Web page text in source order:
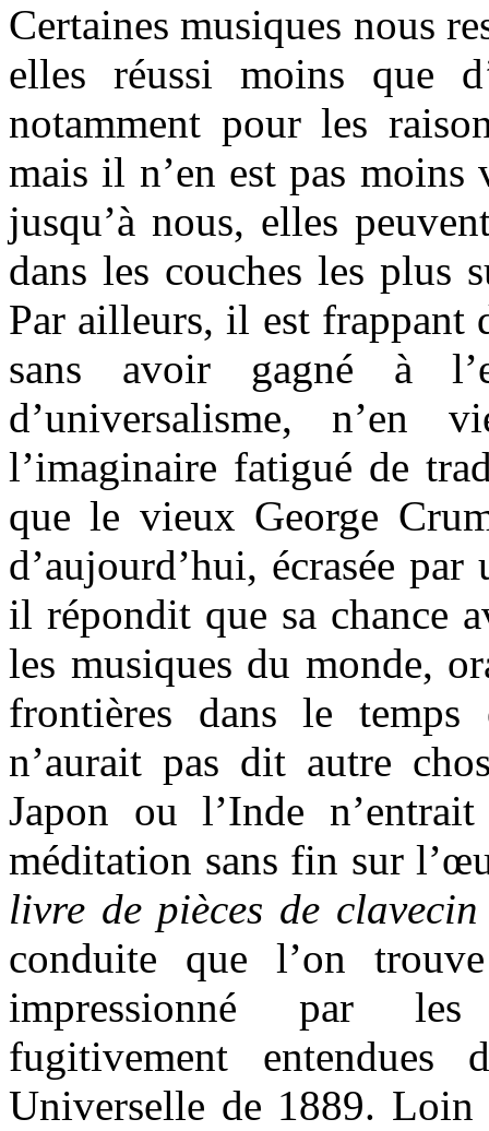
Certaines musiques nous
elles réussi moins que
notamment pour les
mais il n’en est pas moins
jusqu’à nous, elles
dans les couches les plus
Par ailleurs, il est frappant
sans avoir gagné à
d’universalisme, n’en
l’imaginaire fatigué de
que le vieux George
d’aujourd’hui, écrasée
il répondit que sa chance
les musiques du monde,
frontières dans le temps
n’aurait pas dit autre
Japon ou l’Inde
méditation sans fin sur
livre de pièces de
conduite que l’on
impressionné par les
fugitivement entendues
Universelle de 1889.